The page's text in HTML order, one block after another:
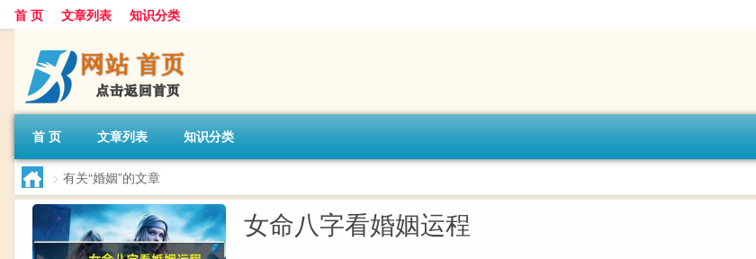
首 页 文章列表 知识分类
首 页 文章列表 知识分类
> 有关“婚姻”的文章
女命八字看婚姻运程